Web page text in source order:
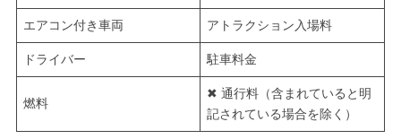
エアコン付き車両 アトラクション入場料
ドライバー 駐車料金
燃料
✖ 通行料（含まれていると明
記されている場合を除く）